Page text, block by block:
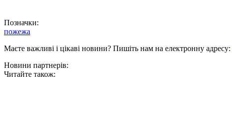
Позначки:
пожежа
Маєте важливі і цікаві новини? Пишіть нам на електронну адресу:
Новини партнерів:
Читайте також: